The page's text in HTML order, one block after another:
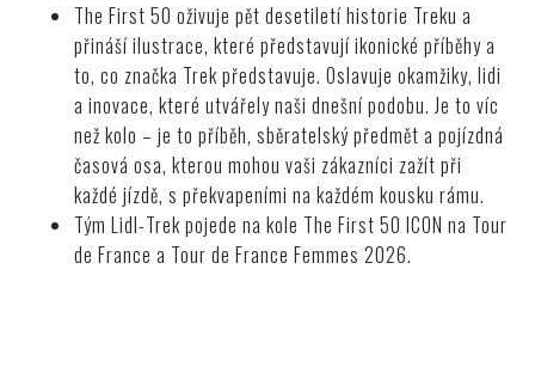
The First 50 oživuje pět desetiletí historie Treku a
přináší ilustrace, které představují ikonické příběhy a
to, co značka Trek představuje. Oslavuje okamžiky, lidi
a inovace, které utvářely naši dnešní podobu. Je to víc
než kolo – je to příběh, sběratelský předmět a pojízdná
časová osa, kterou mohou vaši zákazníci zažít při
každé jízdě, s překvapeními na každém kousku rámu.
Tým Lidl-Trek pojede na kole The First 50 ICON na Tour
de France a Tour de France Femmes 2026.